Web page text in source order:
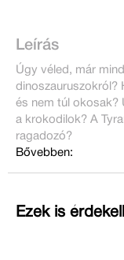
Leírás
Úgy véled, már
dinoszauruszokról?
és nem túl okosak?
a krokodilok? A
ragadozó?
Bővebben:
Ezek is